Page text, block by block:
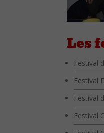
Les
Festival
Festival
Festival
Festival